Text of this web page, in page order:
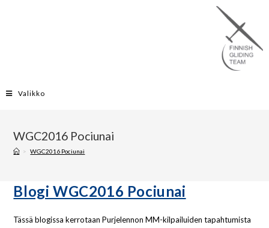
Valikko
WGC2016 Pociunai
> WGC2016 Pociunai
Blogi WGC2016 Pociunai
Tässä blogissa kerrotaan Purjelennon MM-kilpailuiden tapahtumista